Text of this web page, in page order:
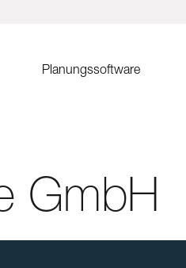
Solrif für Planer
Solrif für Installateure
Planungssoftware
NotesGmbH